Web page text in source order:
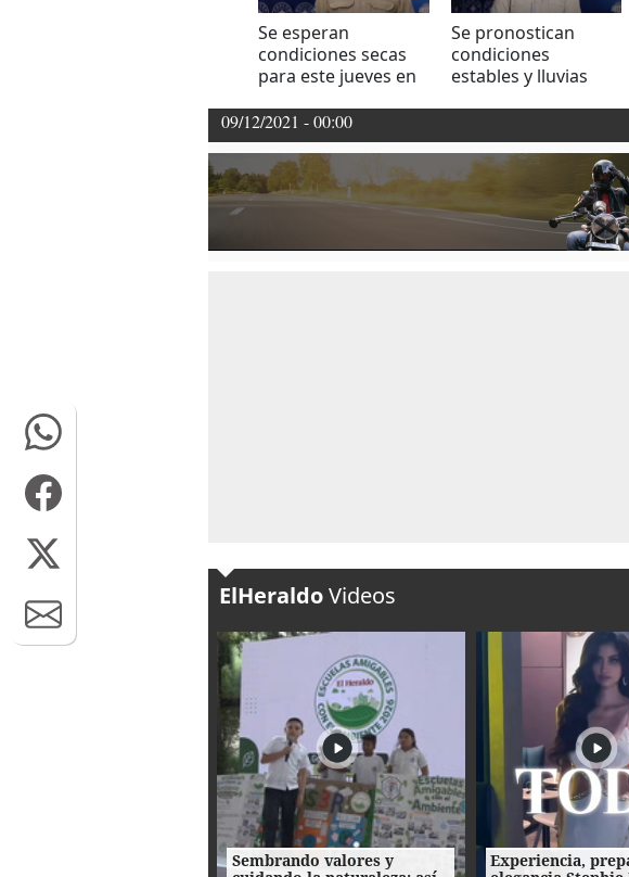
Se esperan
condiciones secas
para este jueves en
Se pronostican
condiciones
estables y lluvias
09/12/2021 - 00:00
ElHeraldoVideos
Sembrando valores y
Experiencia,